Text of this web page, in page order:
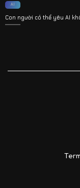
AI
Con người có thể yêu AI